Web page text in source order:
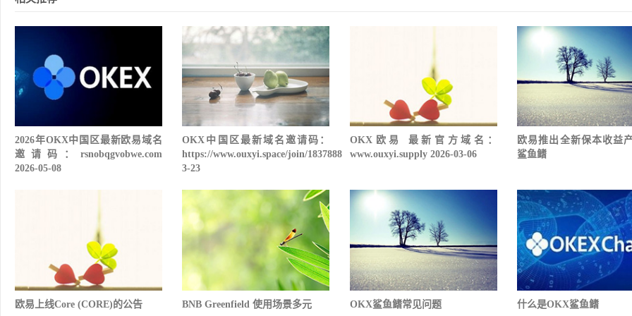
2026年OKX中国区最新欧易域名
邀请码：rsnobqgvobwe.com
2026-05-08
OKX中国区最新域名邀请码：
https://www.ouxyi.space/join/1837888
3-23
OKX欧易 最新官方域名：
www.ouxyi.supply 2026-03-06
欧易推出全新保本收
鲨鱼鳍
欧易上线Core (CORE)的公告 BNB Greenfield 使用场景多元 OKX鲨鱼鳍常见问题 什么是OKX鲨鱼鳍